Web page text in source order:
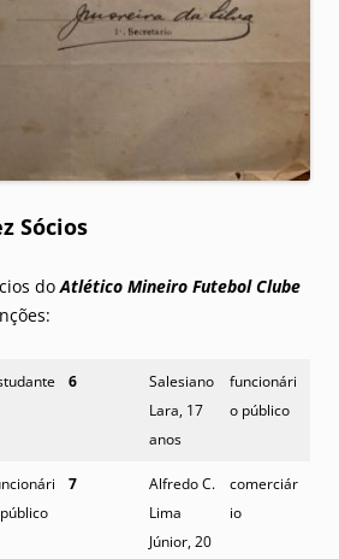
Sócios
doAtlético Mineiro Futebol Clube
6
Salesiano
Lara, 17
anos
funcionári
o público
7
Alfredo C.
Lima
Júnior, 20
comerciár
io